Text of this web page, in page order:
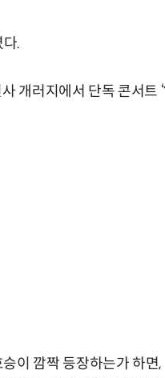
.
개러지에서 단독 콘서트
이 깜짝 등장하는가 하면